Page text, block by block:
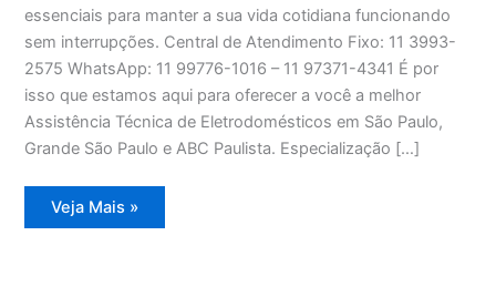
essenciais para manter a sua vida cotidiana funcionando
sem interrupções. Central de Atendimento Fixo: 11 3993-
2575 WhatsApp: 11 99776-1016 – 11 97371-4341 É por
isso que estamos aqui para oferecer a você a melhor
Assistência Técnica de Eletrodomésticos em São Paulo,
Grande São Paulo e ABC Paulista. Especialização […]
Assistência
Técnica
Veja Mais »